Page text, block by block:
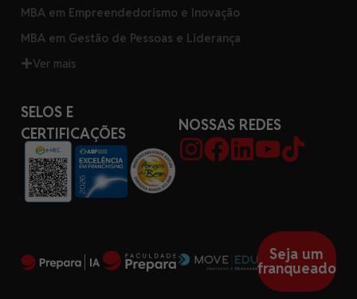
MBA em Empreendedorismo e Inovação
MBA em Gestão de Pessoas e Liderança
Ver mais
SELOS E
CERTIFICAÇÕES
NOSSAS REDES
Seja um
franqueado